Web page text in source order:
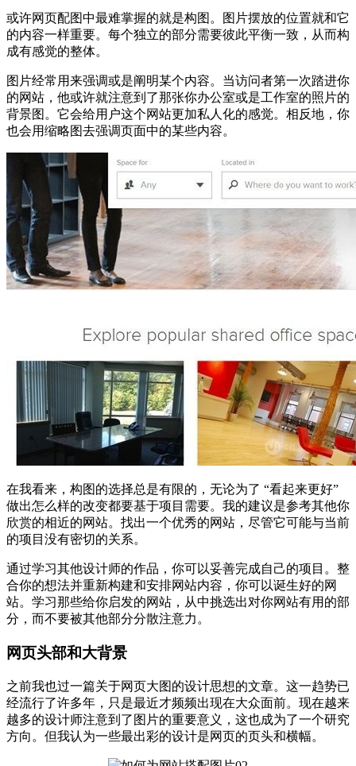
或许网页配图中最难掌握的就是构图。图片摆放的位置就和它
的内容一样重要。每个独立的部分需要彼此平衡一致，从而构
成有感觉的整体。
图片经常用来强调或是阐明某个内容。当访问者第一次踏进你
的网站，他或许就注意到了那张你办公室或是工作室的照片的
背景图。它会给用户这个网站更加私人化的感觉。相反地，你
也会用缩略图去强调页面中的某些内容。
在我看来，构图的选择总是有限的，无论为了 “看起来更好”
做出怎么样的改变都要基于项目需要。我的建议是参考其他你
欣赏的相近的网站。找出一个优秀的网站，尽管它可能与当前
的项目没有密切的关系。
通过学习其他设计师的作品，你可以妥善完成自己的项目。整
合你的想法并重新构建和安排网站内容，你可以诞生好的网
站。学习那些给你启发的网站，从中挑选出对你网站有用的部
分，而不要被其他部分分散注意力。
网页头部和大背景
之前我也过一篇关于网页大图的设计思想的文章。这一趋势已
经流行了许多年，只是最近才频频出现在大众面前。现在越来
越多的设计师注意到了图片的重要意义，这也成为了一个研究
方向。但我认为一些最出彩的设计是网页的页头和横幅。